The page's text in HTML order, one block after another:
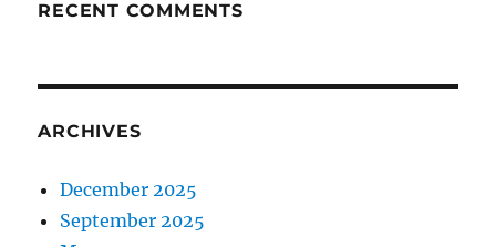
RECENT COMMENTS
ARCHIVES
December 2025
September 2025